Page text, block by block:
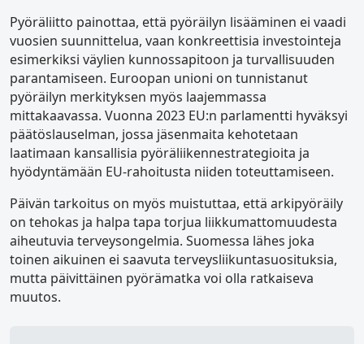
Pyöräliitto painottaa, että pyöräilyn lisääminen ei vaadi
vuosien suunnittelua, vaan konkreettisia investointeja
esimerkiksi väylien kunnossapitoon ja turvallisuuden
parantamiseen. Euroopan unioni on tunnistanut
pyöräilyn merkityksen myös laajemmassa
mittakaavassa. Vuonna 2023 EU:n parlamentti hyväksyi
päätöslauselman, jossa jäsenmaita kehotetaan
laatimaan kansallisia pyöräliikennestrategioita ja
hyödyntämään EU-rahoitusta niiden toteuttamiseen.
Päivän tarkoitus on myös muistuttaa, että arkipyöräily
on tehokas ja halpa tapa torjua liikkumattomuudesta
aiheutuvia terveysongelmia. Suomessa lähes joka
toinen aikuinen ei saavuta terveysliikuntasuosituksia,
mutta päivittäinen pyörämatka voi olla ratkaiseva
muutos.